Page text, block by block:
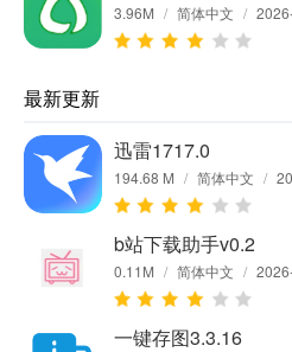
3.96M / 简体中文 /
最新更新
迅雷1717.0
194.68 M / 简体中文 /
b站下载助手v0.2
0.11M / 简体中文 /
一键存图3.3.16